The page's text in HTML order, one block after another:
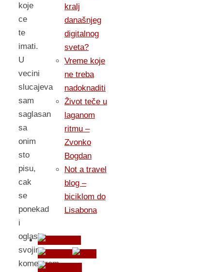
koje
ce
te
imati.
U
vecini
slucajeva
sam
saglasan
sa
onim
sto
pisu,
cak
se
ponekad
i
oglasim
svojim
komentrom,
kralj
današnjeg
digitalnog
sveta?
Vreme koje
ne treba
nadoknaditi
Život teče u
laganom
ritmu –
Zvonko
Bogdan
Not a travel
blog –
biciklom do
Lisabona